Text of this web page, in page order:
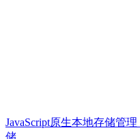
JavaScript原生本地存储管